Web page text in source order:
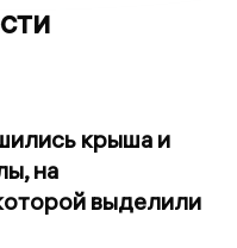
крыша и
на
выделили